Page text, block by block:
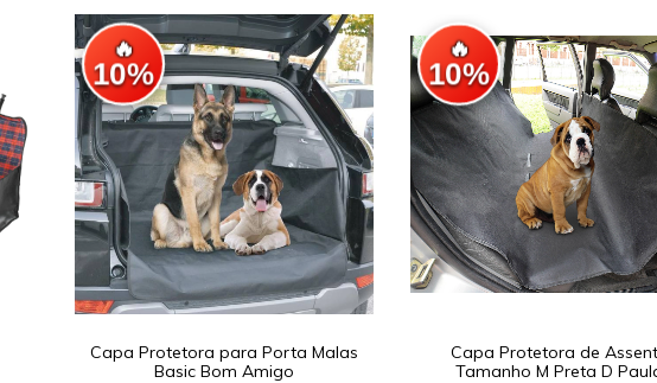
🔥
10%
Capa Protetora para Porta Malas
Basic Bom Amigo
🔥
10%
Capa Protetora de
Tamanho M Preta D